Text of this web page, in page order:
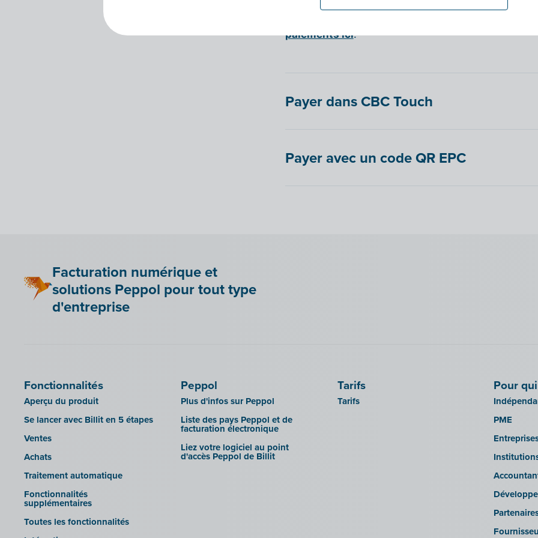
paiements ici.
Payer dans CBC Touch
Payer avec un code QR EPC
Facturation numérique et
solutions Peppol pour tout type
d'entreprise
Fonctionnalités
Aperçu du produit
Se lancer avec Billit en 5 étapes
Ventes
Achats
Traitement automatique
Fonctionnalités
supplémentaires
Toutes les fonctionnalités
Peppol
Plus d'infos sur Peppol
Liste des pays Peppol et de
facturation électronique
Liez votre logiciel au point
d'accès Peppol de Billit
Tarifs
Tarifs
Pour
PME